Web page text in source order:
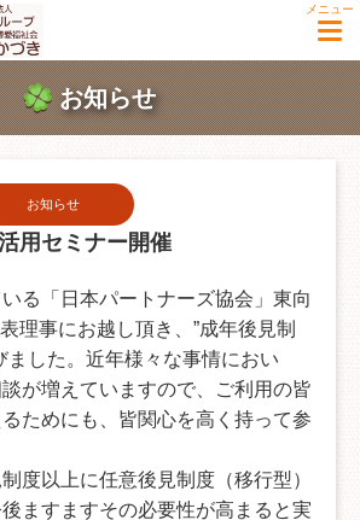
メニュー
お知らせ
お知らせ
用セミナー開催
る「日本パートナーズ協会」東向
理事にお越し頂き、”成年後見制
ました。近年様々な事情におい
が増えていますので、ご利用の皆
ためにも、皆関心を高く持って参
度以上に任意後見制度（移行型）
ますますその必要性が高まると実